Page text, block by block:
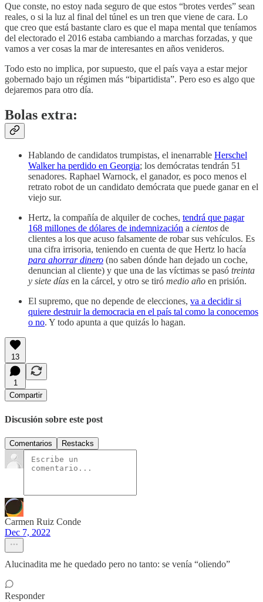
Que conste, no estoy nada seguro de que estos “brotes verdes” sean
reales, o si la luz al final del túnel es un tren que viene de cara. Lo
que creo que está bastante claro es que el mapa mental que teníamos
del electorado el 2016 estaba cambiando a marchas forzadas, y que
vamos a ver cosas la mar de interesantes en años venideros.
Todo esto no implica, por supuesto, que el país vaya a estar mejor
gobernado bajo un régimen más “bipartidista”. Pero eso es algo que
dejaremos para otro día.
Bolas extra:
Hablando de candidatos trumpistas, el inenarrable Herschel
Walker ha perdido en Georgia; los demócratas tendrán 51
senadores. Raphael Warnock, el ganador, es poco menos el
retrato robot de un candidato demócrata que puede ganar en el
viejo sur.
Hertz, la compañía de alquiler de coches, tendrá que pagar
168 millones de dólares de indemnización a cientos de
clientes a los que acuso falsamente de robar sus vehículos. Es
una cifra irrisoria, teniendo en cuenta de que Hertz lo hacía
para ahorrar dinero (no saben dónde han dejado un coche,
denuncian al cliente) y que una de las víctimas se pasó treinta
y siete días en la cárcel, y otro se tiró medio año en prisión.
El supremo, que no depende de elecciones, va a decidir si
quiere destruir la democracia en el país tal como la conocemos
o no. Y todo apunta a que quizás lo hagan.
13
1
Compartir
Discusión sobre este post
Comentarios Restacks
Carmen Ruiz Conde
Dec 7, 2022
Alucinadita me he quedado pero no tanto: se venía “oliendo”
Responder